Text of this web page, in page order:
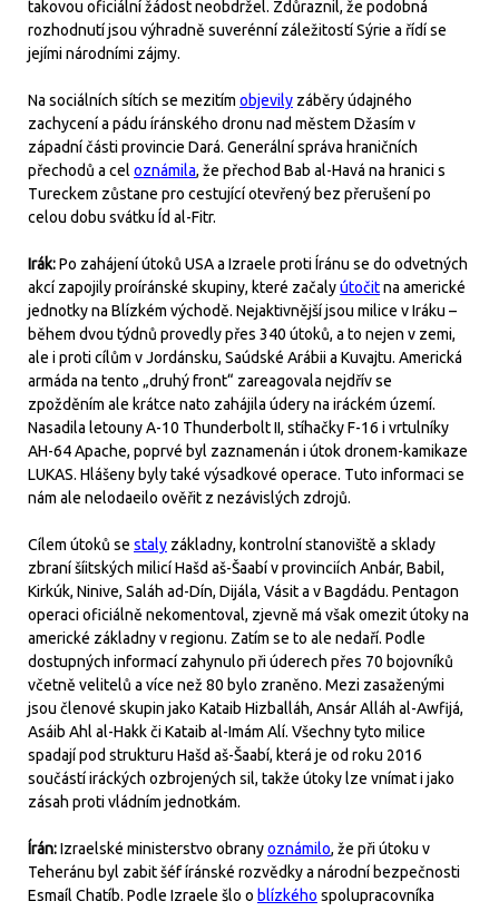
takovou oficiální žádost neobdržel. Zdůraznil, že podobná
rozhodnutí jsou výhradně suverénní záležitostí Sýrie a řídí se
jejími národními zájmy.
Na sociálních sítích se mezitím objevily záběry údajného
zachycení a pádu íránského dronu nad městem Džasím v
západní části provincie Dará. Generální správa hraničních
přechodů a cel oznámila, že přechod Bab al-Havá na hranici s
Tureckem zůstane pro cestující otevřený bez přerušení po
celou dobu svátku Íd al-Fitr.
Irák:Po zahájení útoků USA a Izraele proti Íránu se do odvetných
akcí zapojily proíránské skupiny, které začalyútočitna americké
jednotky na Blízkém východě. Nejaktivnější jsou milice v Iráku –
během dvou týdnů provedly přes 340 útoků, a to nejen v zemi,
ale i proti cílům v Jordánsku, Saúdské Arábii a Kuvajtu. Americká
armáda na tento „druhý front“ zareagovala nejdřív se
zpožděním ale krátce nato zahájila údery na iráckém území.
Nasadila letouny A-10 Thunderbolt II, stíhačky F-16 i vrtulníky
AH-64 Apache, poprvé byl zaznamenán i útok dronem-kamikaze
LUKAS. Hlášeny byly také výsadkové operace. Tuto informaci se
nám ale nelodaeilo ověřit z nezávislých zdrojů.
Cílem útoků se staly základny, kontrolní stanoviště a sklady
zbraní šíitských milicí Hašd aš-Šaabí v provinciích Anbár, Babil,
Kirkúk, Ninive, Saláh ad-Dín, Dijála, Vásit a v Bagdádu. Pentagon
operaci oficiálně nekomentoval, zjevně má však omezit útoky na
americké základny v regionu. Zatím se to ale nedaří. Podle
dostupných informací zahynulo při úderech přes 70 bojovníků
včetně velitelů a více než 80 bylo zraněno. Mezi zasaženými
jsou členové skupin jako Kataib Hizballáh, Ansár Alláh al-Awfijá,
Asáib Ahl al-Hakk či Kataib al-Imám Alí. Všechny tyto milice
spadají pod strukturu Hašd aš-Šaabí, která je od roku 2016
součástí iráckých ozbrojených sil, takže útoky lze vnímat i jako
zásah proti vládním jednotkám.
Írán:Izraelské ministerstvo obranyoznámilo, že při útoku v
Teheránu byl zabit šéf íránské rozvědky a národní bezpečnosti
Esmaíl Chatíb. Podle Izraele šlo o blízkého spolupracovníka